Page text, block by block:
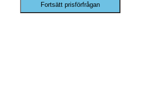
Fortsätt prisförfrågan